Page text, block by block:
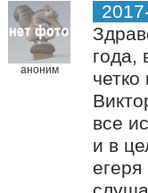
аноним
года,
все
и в